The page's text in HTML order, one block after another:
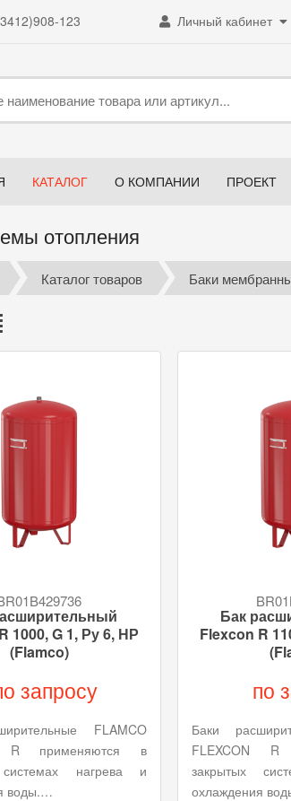
123 Личный кабинет
КАТАЛОГ О КОМПАНИИ ПРОЕКТ
отопления
Каталог товаров Баки
1000, G 1, Ру 6, НР
(Flamco)
запросу
FLAMCO
R применяются в
нагрева и
воды.…
Бак
Flexcon R
по
Баки
FLEXCON
закрытых
охлаждения